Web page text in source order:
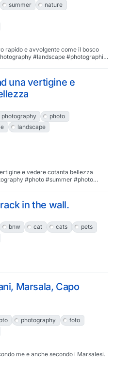
summer
nature
rapido e avvolgente come il bosco
#landscape #photographie
una vertigine e
photography
photo
landscape
e vedere cotanta bellezza
#photo #summer #photo
in the wall.
bnw cat cats
pets
Marsala, Capo
photography
foto
me e anche secondo i Marsalesi.